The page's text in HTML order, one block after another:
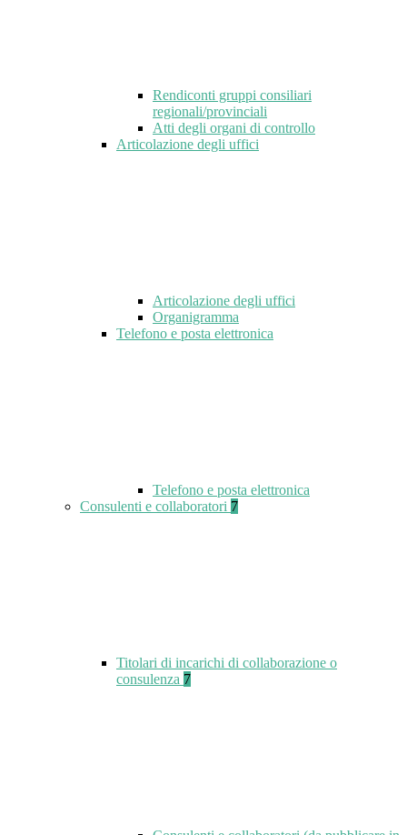
Rendiconti gruppi consiliari
regionali/provinciali
Atti degli organi di controllo
Articolazione degli uffici
Articolazione degli uffici
Organigramma
Telefono e posta elettronica
Telefono e posta elettronica
Consulenti e collaboratori 7
Titolari di incarichi di collaborazione o
consulenza 7